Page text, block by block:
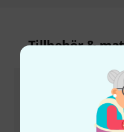
Tillbehör &